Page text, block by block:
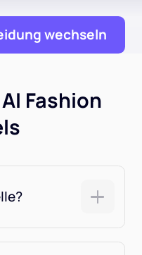
wechseln
Fashion